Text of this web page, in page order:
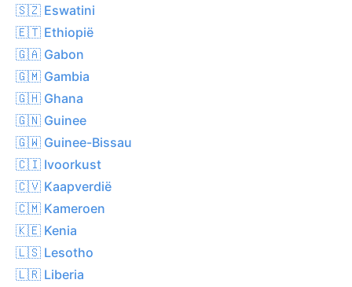
🇸🇿 Eswatini
🇪🇹 Ethiopië
🇬🇦 Gabon
🇬🇲 Gambia
🇬🇭 Ghana
🇬🇳 Guinee
🇬🇼 Guinee-Bissau
🇨🇮 Ivoorkust
🇨🇻 Kaapverdië
🇨🇲 Kameroen
🇰🇪 Kenia
🇱🇸 Lesotho
🇱🇷 Liberia